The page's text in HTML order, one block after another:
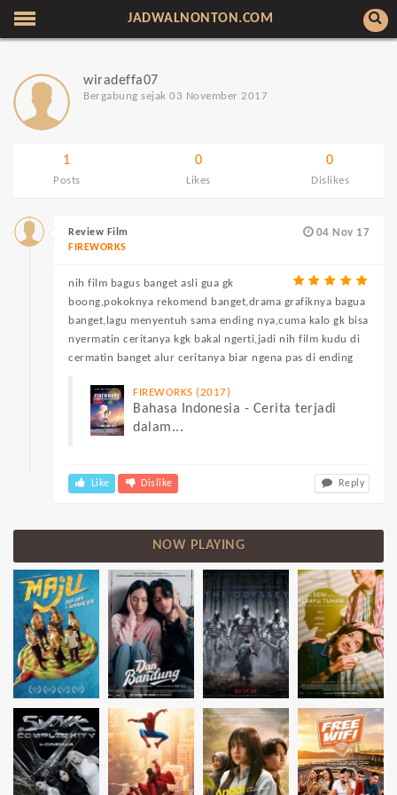
JADWALNONTON.COM
wiradeffa07
Bergabung sejak 03 November 2017
1
Posts
0
Likes
0
Dislikes
04 Nov 17
Review Film
FIREWORKS
nih film bagus banget asli gua gk
boong,pokoknya rekomend banget,drama grafiknya bagua
banget,lagu menyentuh sama ending nya,cuma kalo gk bisa
nyermatin ceritanya kgk bakal ngerti,jadi nih film kudu di
cermatin banget alur ceritanya biar ngena pas di ending
FIREWORKS (2017)
Bahasa Indonesia - Cerita terjadi
dalam...
Like Dislike Reply
NOW PLAYING